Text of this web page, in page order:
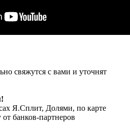
свяжутся с вами и уточнят
Я.Сплит, Долями, по карте
банков-партнеров